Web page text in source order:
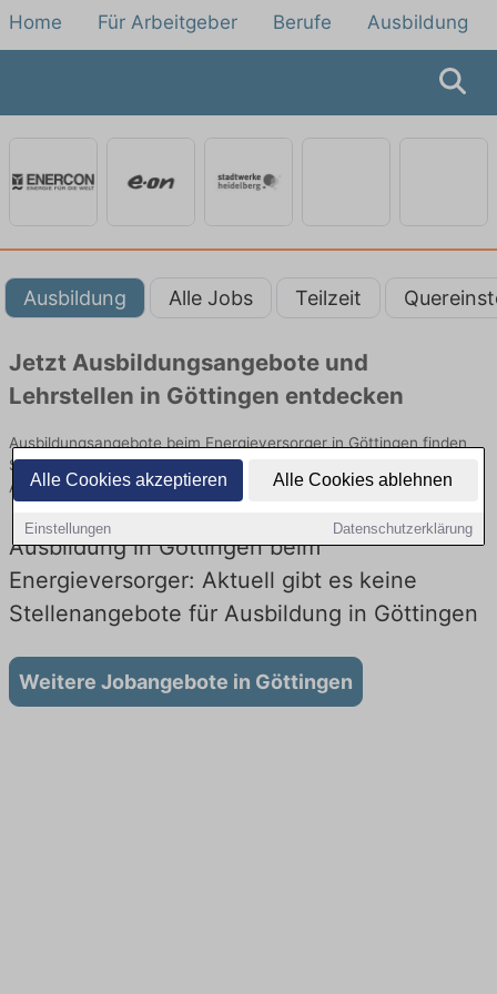
Alle Cookies akzeptieren Alle Cookies ablehnen
Einstellungen Datenschutzerklärung
Home Für Arbeitgeber Berufe Ausbildung
Ausbildung Alle Jobs Teilzeit
Jetzt Ausbildungsangebote und
Lehrstellen in Göttingen entdecken
Ausbildungsangebote beim Energieversorger in Göttingen finden
Sie von namhaften Firmen. Entdecken Sie freie Optionen von Top-
Arbeitgebern und bewerben Sie sich noch heute.
Ausbildung in Göttingen beim
Energieversorger: Aktuell gibt es keine
Stellenangebote für Ausbildung in Göttingen
Weitere Jobangebote in Göttingen